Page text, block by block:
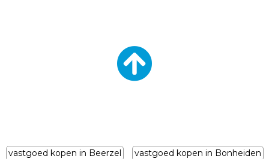
vastgoed kopen in Beerzel
vastgoed kopen in Bonheiden